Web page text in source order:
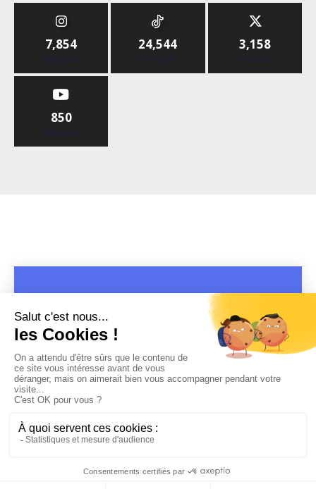
7,854
Abonnés
24,544
Abonnés
3,158
Abonnés
850
Abonnés
MENTIONS LÉGALES-POLITIQUE DE CONFIDENTIALITÉ